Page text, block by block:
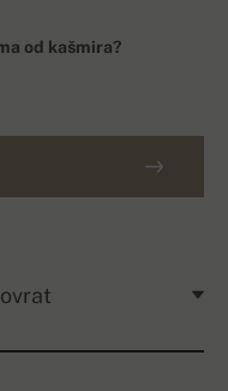
od kašmira?